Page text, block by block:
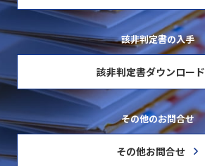
該非判定書の入手
該非判定書ダウンロード
その他のお問合せ
その他お問合せ